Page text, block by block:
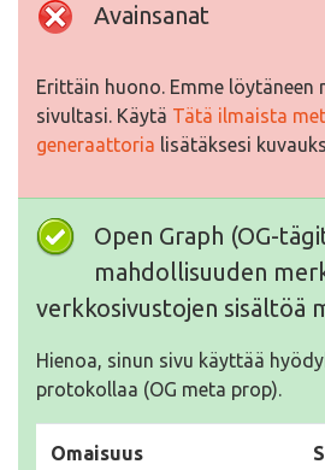
Avainsanat
Erittäin huono. Emme löytäneen
sivultasi. Käytä Tätä ilmaista
generaattoria lisätäksesi
Open Graph (OG-
mahdollisuuden
verkkosivustojen sisältöä
Hienoa, sinun sivu käyttää
protokollaa (OG meta prop).
Omaisuus